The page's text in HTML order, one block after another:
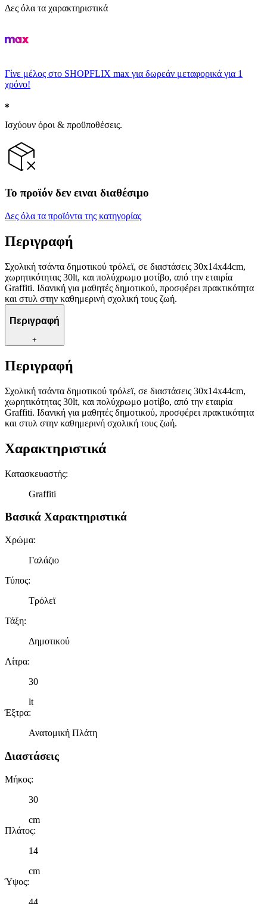
Δες όλα τα χαρακτηριστικά
Γίνε μέλος στο SHOPFLIX max για δωρεάν μεταφορικά για 1
χρόνο!
Ισχύουν όροι & προϋποθέσεις.
Το προϊόν δεν ειναι διαθέσιμο
Δες όλα τα προϊόντα της κατηγορίας
Περιγραφή
Σχολική τσάντα δημοτικού τρόλεϊ, σε διαστάσεις 30x14x44cm,
χωρητικότητας 30lt, και πολύχρωμο μοτίβο, από την εταιρία
Graffiti. Ιδανική για μαθητές δημοτικού, προσφέρει πρακτικότητα
και στυλ στην καθημερινή σχολική τους ζωή.
Περιγραφή
+
Περιγραφή
Σχολική τσάντα δημοτικού τρόλεϊ, σε διαστάσεις 30x14x44cm,
χωρητικότητας 30lt, και πολύχρωμο μοτίβο, από την εταιρία
Graffiti. Ιδανική για μαθητές δημοτικού, προσφέρει πρακτικότητα
και στυλ στην καθημερινή σχολική τους ζωή.
Χαρακτηριστικά
Κατασκευαστής:
Graffiti
Βασικά Χαρακτηριστικά
Χρώμα:
Γαλάζιο
Τύπος:
Τρόλεϊ
Τάξη:
Δημοτικού
Λίτρα:
30
lt
Έξτρα:
Ανατομική Πλάτη
Διαστάσεις
Μήκος:
30
cm
Πλάτος:
14
cm
Ύψος:
44